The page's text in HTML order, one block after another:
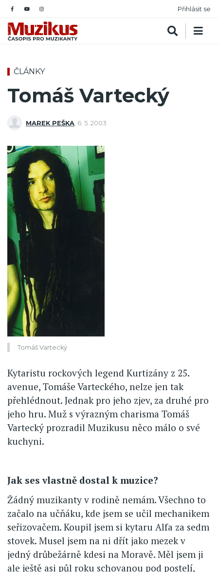
Přihlásit se
ČLÁNKY
Tomáš Vartecký
MAREK PEŠKA 6. 5. 2003
Tomáš Vartecký
Kytaristu rockových legend Kurtizány z 25.
avenue, Tomáše Varteckého, nelze jen tak
přehlédnout. Jednak pro jeho zjev, za druhé pro
jeho hru. Muž s výrazným charisma Tomáš
Vartecký prozradil Muzikusu něco málo o své
kuchyni.
Jak ses vlastně dostal k muzice?
Žádný muzikanty v rodině nemám. Všechno to
začalo na učňáku, kde jsem se učil mechanikem
seřizovačem. Koupil jsem si kytaru Alfa za sedm
stovek. Musel jsem na ni dřít jako mezek v
jedný drůbežárně kdesi na Moravě. Měl jsem ji
ale ještě asi půl roku schovanou pod postelí,